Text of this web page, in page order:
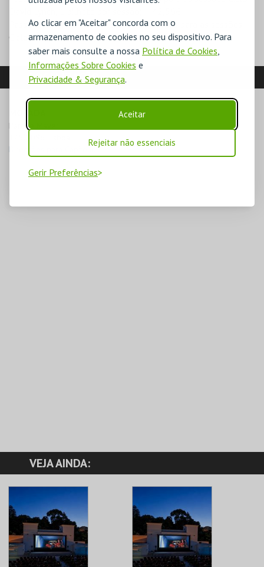
Ao clicar em "Aceitar" concorda com o
armazenamento de cookies no seu dispositivo. Para
saber mais consulte a nossa Política de Cookies
Informações Sobre Cookies e
Privacidade & Segurança.
Aceitar
Rejeitar não essenciais
Gerir Preferências
Passe Ciclo Martin Scorsese (válido apenas para as sessões
Ciclo Martin Scorsese, 1 bilhete por sessão) – 42,56€
LOCALIZAÇÃO
Parque Mayer
Direcções para Capitólio.
VEJA AINDA: